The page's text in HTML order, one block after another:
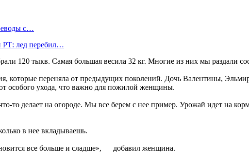
с…
РТ: лед перебил…
120 тыкв. Самая большая весила 32 кг. Многие из них мы раздали
которые переняла от предыдущих поколений. Дочь Валентины,
особого ухода, что важно для пожилой женщины.
то делает на огороде. Мы все берем с нее пример. Урожай идет на
в нее вкладываешь.
все больше и сладше», — добавил женщина.